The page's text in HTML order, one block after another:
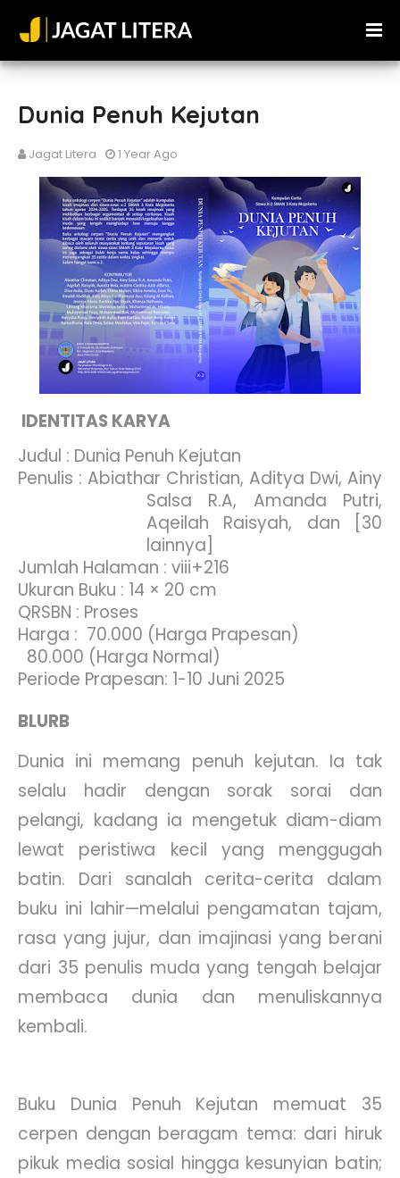
Dunia Penuh Kejutan
Jagat Litera 1 Year Ago
IDENTITAS KARYA
Judul : Dunia Penuh Kejutan
Penulis : Abiathar Christian, Aditya Dwi, Ainy
Salsa R.A, Amanda Putri,
Aqeilah Raisyah, dan [30
lainnya]
Jumlah Halaman : viii+216
Ukuran Buku : 14 × 20 cm
QRSBN : Proses
Harga : 70.000 (Harga Prapesan)
80.000 (Harga Normal)
Periode Prapesan: 1-10 Juni 2025
BLURB
Dunia ini memang penuh kejutan. Ia tak
selalu hadir dengan sorak sorai dan
pelangi, kadang ia mengetuk diam-diam
lewat peristiwa kecil yang menggugah
batin. Dari sanalah cerita-cerita dalam
buku ini lahir—melalui pengamatan tajam,
rasa yang jujur, dan imajinasi yang berani
dari 35 penulis muda yang tengah belajar
membaca dunia dan menuliskannya
kembali.
Buku Dunia Penuh Kejutan memuat 35
cerpen dengan beragam tema: dari hiruk
pikuk media sosial hingga kesunyian batin;